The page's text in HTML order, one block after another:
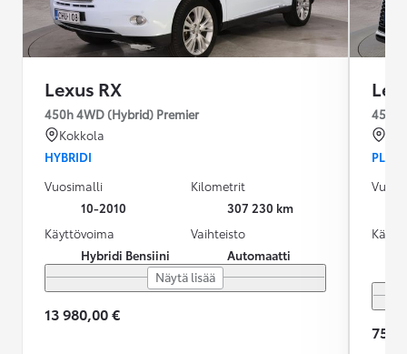
Lexus RX
450h 4WD (Hybrid) Premier
Kokkola
HYBRIDI
Vuosimalli
10-2010
Kilometrit
307 230 km
Käyttövoima
Hybridi Bensiini
Vaihteisto
Automaatti
Näytä lisää
13 980,00 €
75